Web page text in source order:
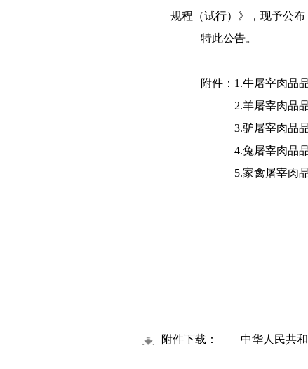
规程（试行）》，现予公布
特此公告。
附件： 1.牛屠宰肉品
2.羊屠宰肉品
3.驴屠宰肉品
4.兔屠宰肉品
5.家禽屠宰肉
附件下载： 中华人民共